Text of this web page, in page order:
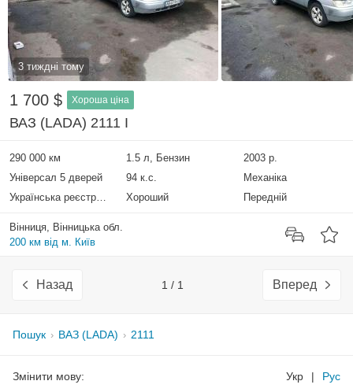
3 тиждні тому
1 700 $ Хороша ціна
ВАЗ (LADA) 2111 I
290 000 км 1.5 л, Бензин
2003 р.
Універсал 5 дверей
94 к.с.
Механіка
Українська реєстрація
Хороший Передній
Вінниця, Вінницька обл.
200 км від м. Київ
Назад 1 / 1 Вперед
Пошук ВАЗ (LADA) 2111
Змінити мову: Укр | Рус